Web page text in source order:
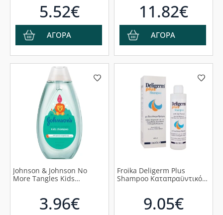
5.52€
ΑΓΟΡΑ
11.82€
ΑΓΟΡΑ
Johnson & Johnson No
More Tangles Kids
3.96€
Froika Deligerm Plus
Shampoo Καταπραϋντικό
9.05€